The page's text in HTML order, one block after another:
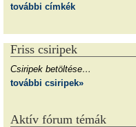
további címkék
Friss csiripek
Csiripek betöltése…
további csiripek»
Aktív fórum témák